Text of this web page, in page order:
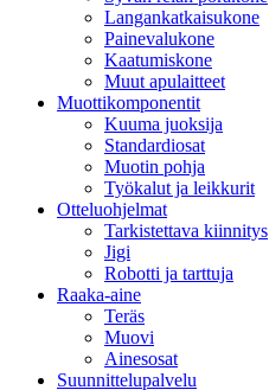
Langankatkaisukone
Painevalukone
Kaatumiskone
Muut apulaitteet
Muottikomponentit
Kuuma juoksija
Standardiosat
Muotin pohja
Työkalut ja leikkurit
Otteluohjelmat
Tarkistettava kiinnitys
Jigi
Robotti ja tarttuja
Raaka-aine
Teräs
Muovi
Ainesosat
Suunnittelupalvelu